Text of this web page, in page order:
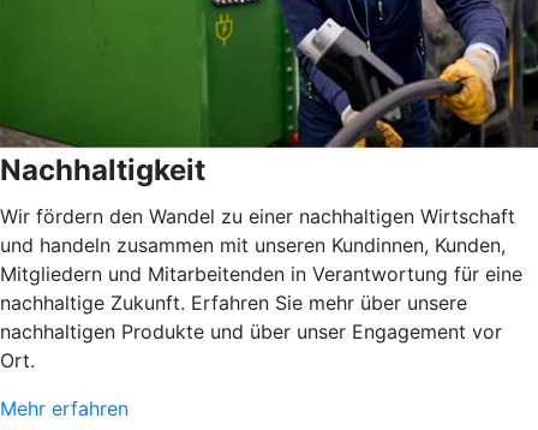
Nachhaltigkeit
Wir fördern den Wandel zu einer nachhaltigen Wirtschaft
und handeln zusammen mit unseren Kundinnen, Kunden,
Mitgliedern und Mitarbeitenden in Verantwortung für eine
nachhaltige Zukunft. Erfahren Sie mehr über unsere
nachhaltigen Produkte und über unser Engagement vor
Ort.
Mehr erfahren